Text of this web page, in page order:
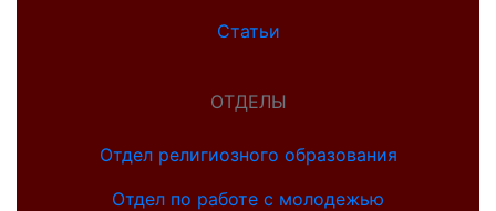
Статьи
ОТДЕЛЫ
Отдел религиозного образования
Отдел по работе с молодежью